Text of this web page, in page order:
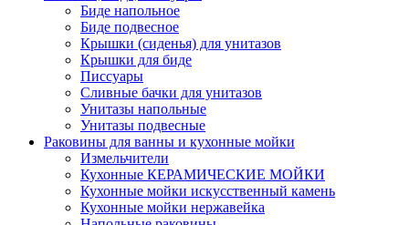
Биде напольное
Биде подвесное
Крышки (сиденья) для унитазов
Крышки для биде
Писсуары
Сливные бачки для унитазов
Унитазы напольные
Унитазы подвесные
Раковины для ванны и кухонные мойки
Измельчители
Кухонные КЕРАМИЧЕСКИЕ МОЙКИ
Кухонные мойки искусственный камень
Кухонные мойки нержавейка